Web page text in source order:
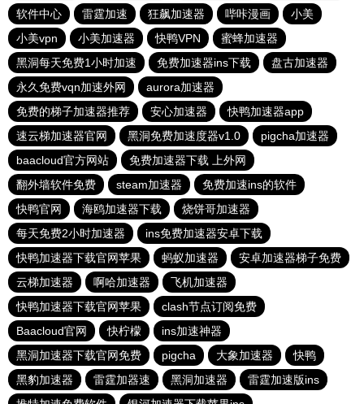
软件中心
雷霆加速 狂飙加速器 哔咔漫画
小美
小美vpn
小美加速器 快鸭VPN
蜜蜂加速器
黑洞每天免费1小时加速
免费加速器ins下载
盘古加速器
永久免费vqn加速外网
aurora加速器
免费的梯子加速器推荐
安心加速器
快鸭加速器app
速云梯加速器官网
黑洞免费加速度器v1.0
pigcha加速器
baacloud官方网站
免费加速器下载 上外网
翻外墙软件免费
steam加速器
免费加速ins的软件
快鸭官网
海鸥加速器下载
烧饼哥加速器
每天免费2小时加速器
ins免费加速器安卓下载
快鸭加速器下载官网苹果
蚂蚁加速器
安卓加速器梯子免费
云梯加速器
啊哈加速器
飞机加速器
快鸭加速器下载官网苹果
clash节点订阅免费
Baacloud官网
快柠檬
ins加速神器
黑洞加速器下载官网免费
pigcha 大象加速器
快鸭
黑豹加速器
雷霆加器速 黑洞加速器
雷霆加速版ins